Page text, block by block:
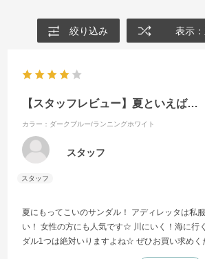
絞り込み 表示
【スタッフレビュー】夏といえば…
カラー：ダークブルー/ランニングホワイト
スタッフ
夏にもってこいのサンダル！ アディレッタは私
い！ 女性の方にも人気です☆ 川にいく！海に行
ダル1つは絶対いりますよね☆ ぜひお買い求めく